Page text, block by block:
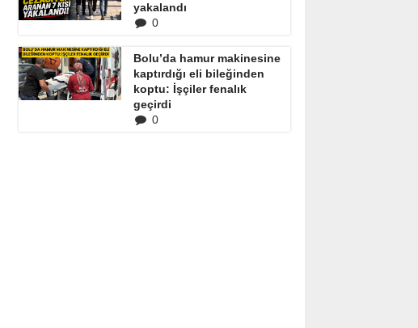
yakalandı
0
Bolu’da hamur makinesine
kaptırdığı eli bileğinden
koptu: İşçiler fenalık
geçirdi
0